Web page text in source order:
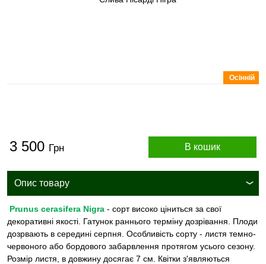
Осінній
3 500 Грн В кошик
Опис товару
Prunus cerasifera Nigra - сорт високо ціниться за свої
декоративні якості. Гатунок раннього терміну дозрівання. Плоди
дозрвають в середині серпня. Особливість сорту - листя темно-
червоного або бордового забарвлення протягом усього сезону.
Розмір листя, в довжину досягає 7 см. Квітки з'являються